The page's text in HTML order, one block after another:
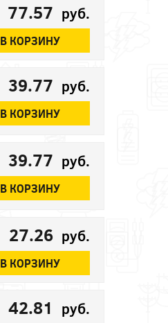
77.57 руб.
В КОРЗИНУ
39.77 руб.
В КОРЗИНУ
39.77 руб.
В КОРЗИНУ
27.26 руб.
В КОРЗИНУ
42.81 руб.